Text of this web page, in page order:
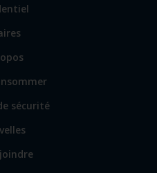
Lien
les
principales
Lien
certains
sitessécurité